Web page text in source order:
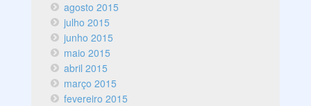
agosto 2015
julho 2015
junho 2015
maio 2015
abril 2015
março 2015
fevereiro 2015